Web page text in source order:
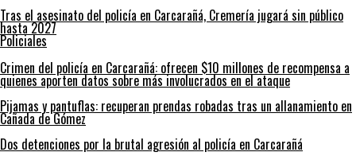
Tras el asesinato del policía en Carcarañá, Cremería jugará sin público
hasta 2027
Policiales
Crimen del policía en Carcarañá: ofrecen $10 millones de recompensa a
quienes aporten datos sobre más involucrados en el ataque
Pijamas y pantuflas: recuperan prendas robadas tras un allanamiento en
Cañada de Gómez
Dos detenciones por la brutal agresión al policía en Carcarañá